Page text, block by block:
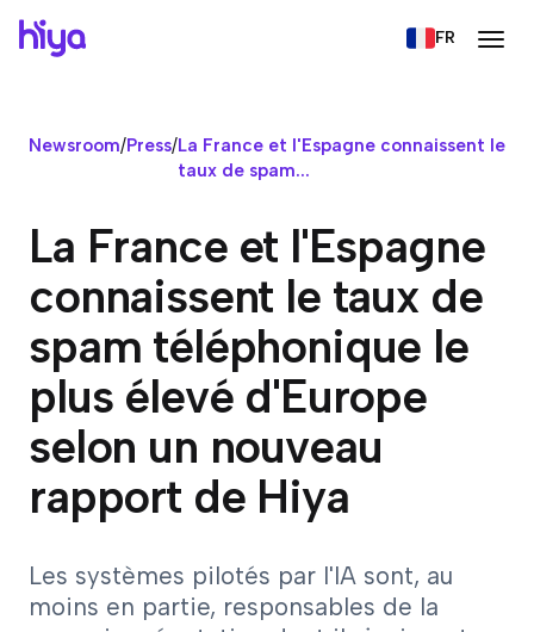
FR
Newsroom/Press/La France et l'Espagne connaissent le
taux de spam...
La France et l'Espagne
connaissent le taux de
spam téléphonique le
plus élevé d'Europe
selon un nouveau
rapport de Hiya
Les systèmes pilotés par l'IA sont, au
moins en partie, responsables de la